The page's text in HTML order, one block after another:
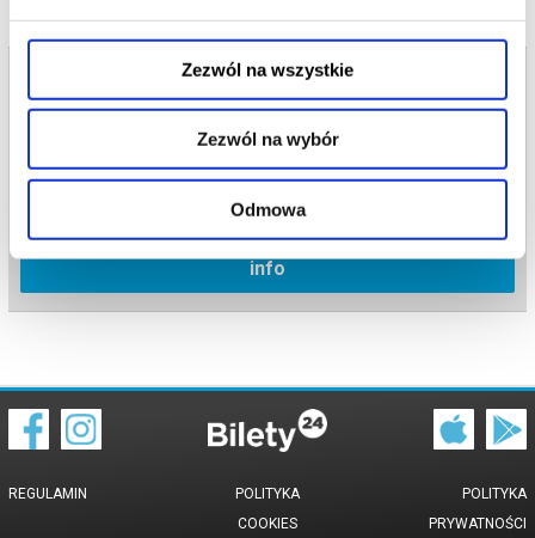
Zezwól na wszystkie
Zezwól na wybór
Odmowa
Bilety na termin:
14.06.2026 , g. 17:45 (niedziela)
14.06.2026 , g. 17:45
Rabka Zdrój
Kino Śnieżka - Rabka Zdrój
info
REGULAMIN
POLITYKA
PRYWATNOŚCI
POLITYKA
COOKIES